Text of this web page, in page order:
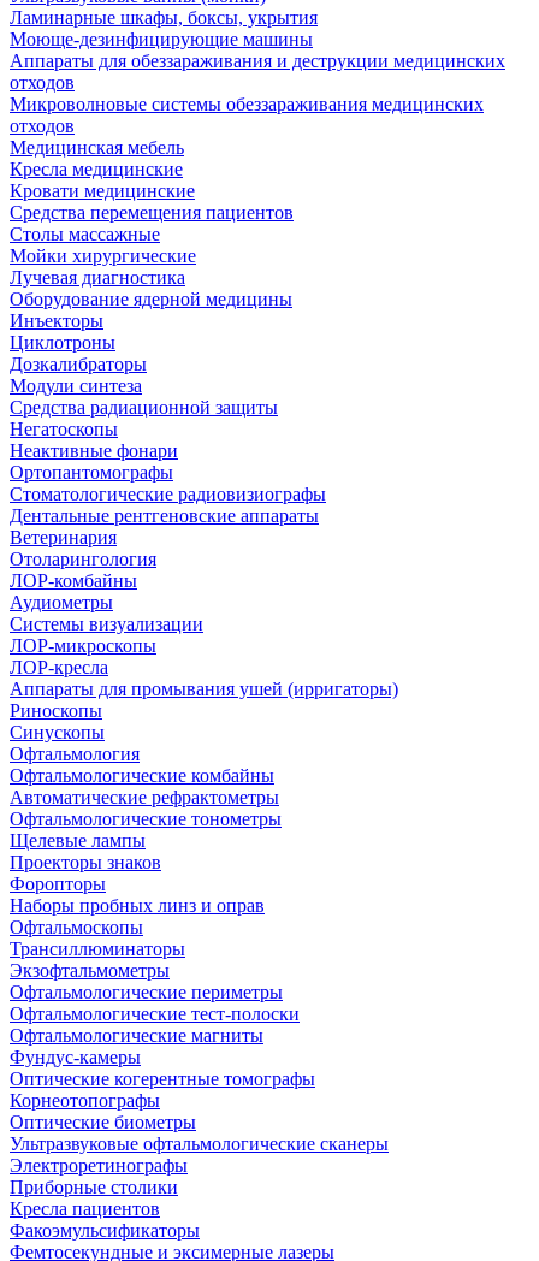
Ламинарные шкафы, боксы, укрытия
Моюще-дезинфицирующие машины
Аппараты для обеззараживания и деструкции медицинских
отходов
Микроволновые системы обеззараживания медицинских
отходов
Медицинская мебель
Кресла медицинские
Кровати медицинские
Средства перемещения пациентов
Столы массажные
Мойки хирургические
Лучевая диагностика
Оборудование ядерной медицины
Инъекторы
Циклотроны
Дозкалибраторы
Модули синтеза
Средства радиационной защиты
Негатоскопы
Неактивные фонари
Ортопантомографы
Стоматологические радиовизиографы
Дентальные рентгеновские аппараты
Ветеринария
Отоларингология
ЛОР-комбайны
Аудиометры
Системы визуализации
ЛОР-микроскопы
ЛОР-кресла
Аппараты для промывания ушей (ирригаторы)
Риноскопы
Синускопы
Офтальмология
Офтальмологические комбайны
Автоматические рефрактометры
Офтальмологические тонометры
Щелевые лампы
Проекторы знаков
Форопторы
Наборы пробных линз и оправ
Офтальмоскопы
Трансиллюминаторы
Экзофтальмометры
Офтальмологические периметры
Офтальмологические тест-полоски
Офтальмологические магниты
Фундус-камеры
Оптические когерентные томографы
Корнеотопографы
Оптические биометры
Ультразвуковые офтальмологические сканеры
Электроретинографы
Приборные столики
Кресла пациентов
Факоэмульсификаторы
Фемтосекундные и эксимерные лазеры